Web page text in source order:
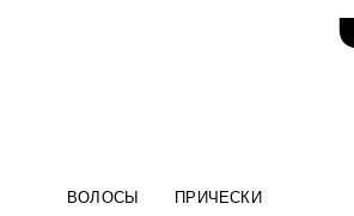
ВОЛОСЫ ПРИЧЕСКИ